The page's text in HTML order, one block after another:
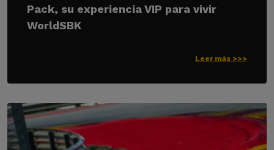
Pack, su experiencia VIP para vivir
WorldSBK
Leer más >>>